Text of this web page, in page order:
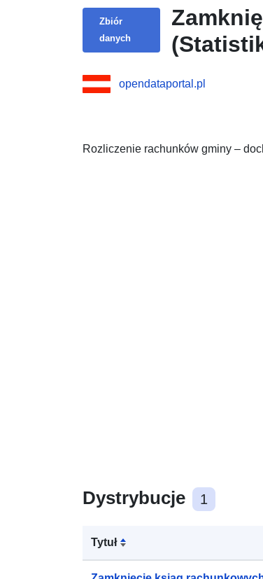
Zbiór
danych
opendataportal.pl
Rozliczenie rachunków gminy –
Dystrybucje 1
Tytuł